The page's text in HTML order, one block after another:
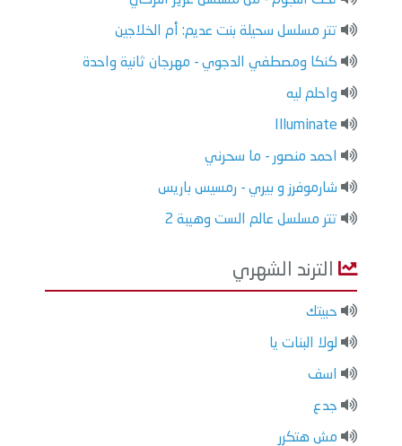
تتر مسلسل سحيلة بنت عديم: أم الخلاجين
كنكا ومصطفي الدجوي - مهرجان ثانية واحدة
واحلم ليه
Illuminate
احمد منصور - ما سحرني
شارموفرز و بيري - رمسيس باريس
تتر مسلسل عالم الست وهيبة 2
الترند الشهري
حبيتك
لولا البنات يا
اسف
جدع
مش هتكرر